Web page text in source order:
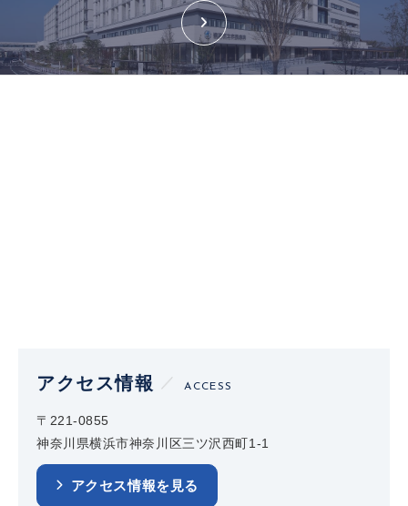
アクセス情報 ACCESS
〒221-0855
神奈川県横浜市神奈川区三ツ沢西町1-1
アクセス情報を見る